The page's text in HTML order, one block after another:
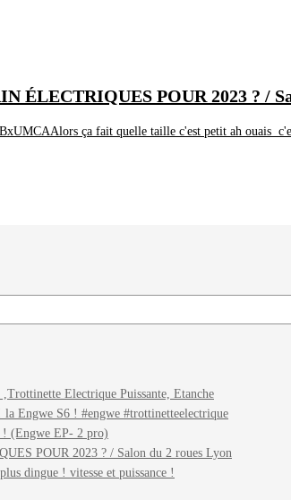
ÉLECTRIQUES POUR 2023 ? /
ça fait quelle taille c'est petit ah ouais
Electrique Puissante, Etanche
Engwe S6 ! #engwe #trottinetteelectrique
(Engwe EP- 2 pro)
POUR 2023 ? / Salon du 2 roues Lyon
dingue ! vitesse et puissance !